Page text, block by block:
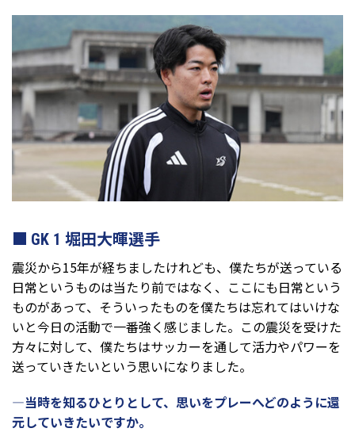
GK 1 堀田大暉選手
震災から15年が経ちましたけれども、僕たちが送っている
日常というものは当たり前ではなく、ここにも日常という
ものがあって、そういったものを僕たちは忘れてはいけな
いと今日の活動で一番強く感じました。この震災を受けた
方々に対して、僕たちはサッカーを通して活力やパワーを
送っていきたいという思いになりました。
—当時を知るひとりとして、思いをプレーへどのように還
元していきたいですか。